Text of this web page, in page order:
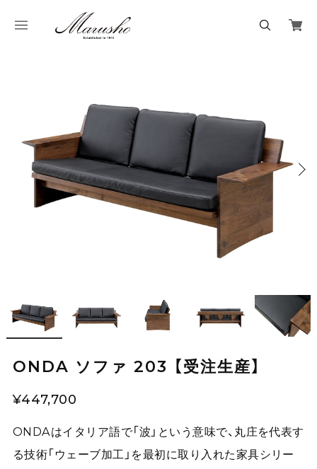
ONDA ソファ 203 【受注生産】
¥447,700
ONDAはイタリア語で「波」という意味で、丸庄を代表す
る技術「ウェーブ加工」を最初に取り入れた家具シリー